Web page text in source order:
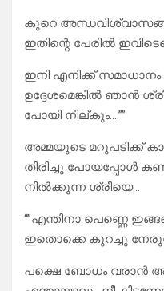
കുറെ
ഇതിന്റെ പേരിൽ
ഇനി എനിക്ക്
ഉദ്ദേശമെങ്കിൽ ഞാൻ
പോയി നില്കും….””
അമ്മയുടെ മറുപടിക്ക്
തിരിച്ചു പോയപ്പോൾ
നിൽക്കുന്ന ശ്രീയെ…
“”എന്തിനാ പെണ്ണെ
ഇതൊക്കെ കുറച്ചു
പക്ഷെ ബോധം വരാൻ